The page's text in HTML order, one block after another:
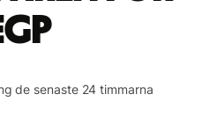
de senaste 24 timmarna